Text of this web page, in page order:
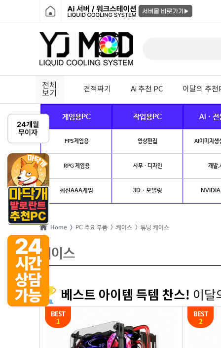
전체
보기
견적짜기 Ai 추천 PC 이달의 추천
게임용PC 작업용PC Ai · 전
FPS게임용 영상편집 AI이미지생
RPG 게임용 사무 · 디자인 개발.
최신AAA게임 3D · 모델링
Home > PC 주요 부품 > 케이스 > 튜닝 케이스
케이스